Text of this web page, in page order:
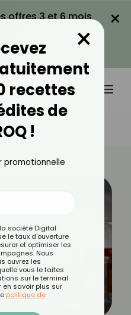
offres 3 et 6 mois
PROMO
×
recettes
de
!
×
promotionnelle
société Digital
le taux d'ouverture
et optimiser les
Nous
ouvrez les
vous le faites
sur le terminal
en savoir plus sur
politique de